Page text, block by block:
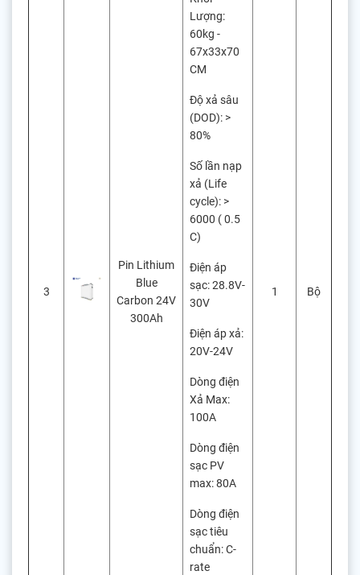
3
Pin Lithium
Blue
Carbon 24V
300Ah
Lượng:
60kg -
67x33x70
CM
Độ xả sâu
(DOD): >
80%
Số lần nạp
xả (Life
cycle): >
6000 ( 0.5
C)
Điện áp
sạc: 28.8V-
30V
Điện áp xả:
20V-24V
Dòng điện
Xả Max:
100A
Dòng điện
sạc PV
max: 80A
Dòng điện
sạc tiêu
chuẩn: C-
rate
1 Bộ